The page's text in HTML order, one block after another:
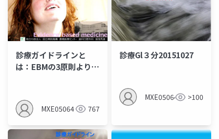
診療ガイドラインと
は：EBMの3原則より概
MXE05064 767
診療Gl３分20151027
MXE05064 >100